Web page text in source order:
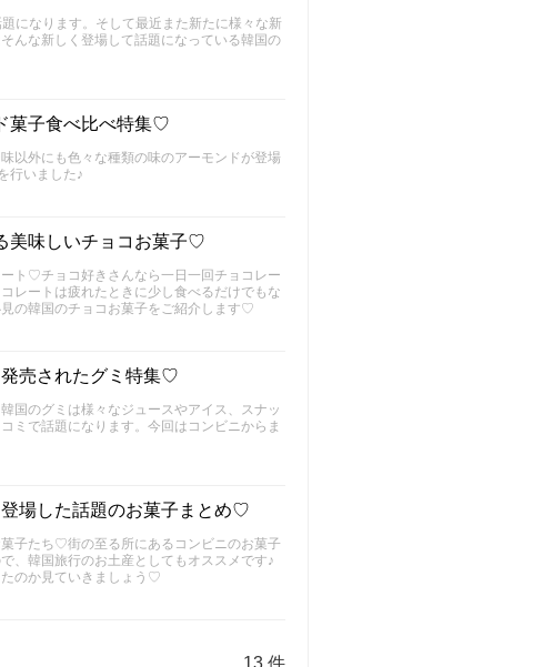
になります。そして最近また新たに様々な新
んな新しく登場して話題になっている韓国の
菓子食べ比べ特集♡
以外にも色々な種類の味のアーモンドが登場
行いました♪
美味しいチョコお菓子♡
ト♡チョコ好きさんなら一日一回チョコレー
レートは疲れたときに少し食べるだけでもな
の韓国のチョコお菓子をご紹介します♡
売されたグミ特集♡
国のグミは様々なジュースやアイス、スナッ
ミで話題になります。今回はコンビニからま
場した話題のお菓子まとめ♡
子たち♡街の至る所にあるコンビニのお菓子
、韓国旅行のお土産としてもオススメです♪
のか見ていきましょう♡
13 件